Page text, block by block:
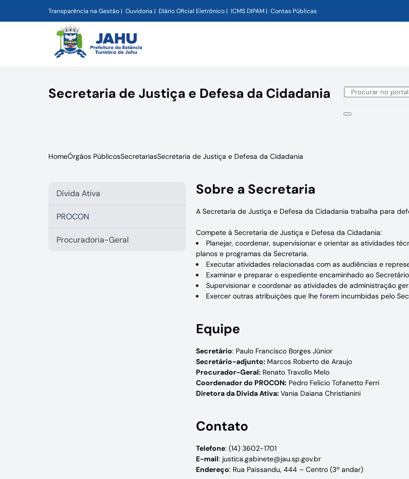
Transparência na Gestão Ouvidoria Diário Oficial Eletrônico ICMS DIPAM Contas Públicas
Secretaria de Justiça e Defesa da Cidadania
HomeÓrgãos PúblicosSecretariasSecretaria de Justiça e Defesa da Cidadania
Dívida Ativa
PROCON
Procuradoria-Geral
Sobre a Secretaria
A Secretaria de Justiça e Defesa da Cidadania trabalha para
Compete à Secretaria de Justiça e Defesa da Cidadania:
Planejar, coordenar, supervisionar e orientar as atividades
planos e programas da Secretaria.
Executar atividades relacionadas com as audiências e
Examinar e preparar o expediente encaminhado ao
Supervisionar e coordenar as atividades de administração
Exercer outras atribuições que lhe forem incumbidas pelo
Equipe
Secretário: Paulo Francisco Borges Júnior
Secretário-adjunto: Marcos Roberto de Araujo
Procurador-Geral: Renato Travollo Melo
Coordenador do PROCON: Pedro Felicio Tofanetto Ferri
Diretora da Dívida Ativa: Vania Daiana Christianini
Contato
Telefone: (14) 3602-1701
E-mail: justica.gabinete@jau.sp.gov.br
Endereço: Rua Paissandu, 444 – Centro (3º andar)